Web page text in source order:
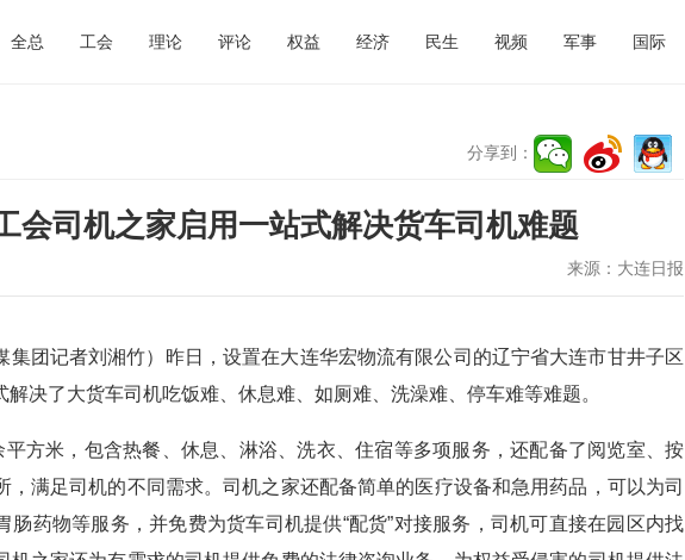
全总 工会 理论 评论 权益 经济 民生 视频 军事 国际
分享到：
会司机之家启用一站式解决货车司机难题
来源： 大连日报
集团记者刘湘竹）昨日，设置在大连华宏物流有限公司的辽宁省大连市甘井子区
决了大货车司机吃饭难、休息难、如厕难、洗澡难、停车难等难题。
方米，包含热餐、休息、淋浴、洗衣、住宿等多项服务，还配备了阅览室、按
，满足司机的不同需求。司机之家还配备简单的医疗设备和急用药品，可以为司
肠药物等服务，并免费为货车司机提供“配货”对接服务，司机可直接在园区内找